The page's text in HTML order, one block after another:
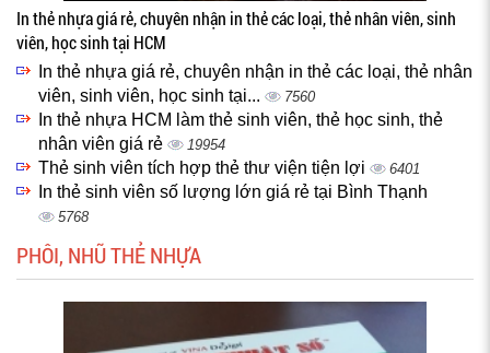
In thẻ nhựa giá rẻ, chuyên nhận in thẻ các loại, thẻ nhân viên, sinh
viên, học sinh tại HCM
In thẻ nhựa giá rẻ, chuyên nhận in thẻ các loại, thẻ nhân
viên, sinh viên, học sinh tại...
7560
In thẻ nhựa HCM làm thẻ sinh viên, thẻ học sinh, thẻ
nhân viên giá rẻ
19954
Thẻ sinh viên tích hợp thẻ thư viện tiện lợi 6401
In thẻ sinh viên số lượng lớn giá rẻ tại Bình Thạnh
5768
PHÔI, NHŨ THẺ NHỰA